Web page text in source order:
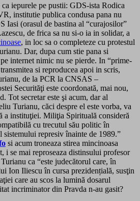
iepurele pe pustii: GDS-ista Rodica
institutie publica condusa pana nu
Iasi (orasul de bastina al “curajosilor”
de frica sa nu si-o ia in solidar, a
, in loc sa o completeze cu protestul
Dar, dupa cum stie pana si
internet nimic nu se pierde. In “prime-
si reproducea apoi in scris,
de la PCR la CNSAS –
Securităţi este coordonată, mai nou,
Tot secretar este şi acum, dar al
Turianu, căci despre el este vorba, va
a instituţiei. Miliţia Spirituală consideră
cu trecutul său politic în
represiv înainte de 1989.”
si acum troneaza stirea mincinoasa
i se mai reproseaza distinsului profesor
ca “este judecătorul care, în
Ion Iliescu în cursa prezidențială, susţin
care au scos la lumină dosarul
incriminator din Pravda n-au gasit?